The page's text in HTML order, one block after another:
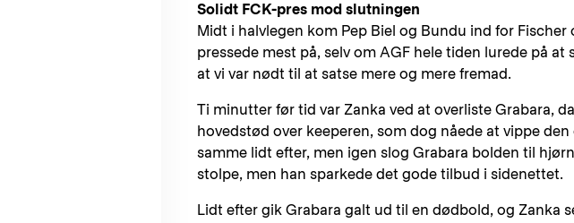
Solidt FCK-pres mod slutningen
Midt i halvlegen kom Pep Biel og Bundu ind for Fischer
pressede mest på, selv om AGF hele tiden lurede på at
at vi var nødt til at satse mere og mere fremad.
Ti minutter før tid var Zanka ved at overliste Grabara,
hovedstød over keeperen, som dog nåede at vippe
samme lidt efter, men igen slog Grabara bolden til
stolpe, men han sparkede det gode tilbud i sidenettet.
Lidt efter gik Grabara galt ud til en dødbold, og Zanka